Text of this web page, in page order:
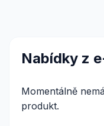
Nabídky z
Momentálně
produkt.